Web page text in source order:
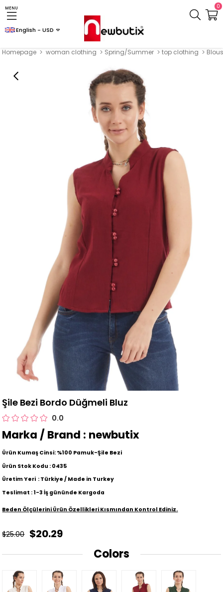
MENU
English - USD
0
Homepage woman clothing Spring/Summer top clothing
Şile Bezi Bordo Düğmeli Bluz
0.0
Marka / Brand : newbutix
Ürün Kumaş Cinsi: %100 Pamuk-Şile Bezi
Ürün Stok Kodu : 0435
Üretim Yeri : Türkiye / Made in Turkey
Teslimat : 1-3 İş gününde Kargoda
Beden Ölçülerini Ürün Özellikleri Kısmından Kontrol Ediniz.
$25.00 $20.29
Colors